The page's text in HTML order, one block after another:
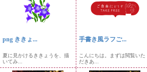
png ききょ...
夏に見かけるききょうを、描
いてみ...
手書き風ラフご...
こんにちは。まずは閲覧いた
だきあ...